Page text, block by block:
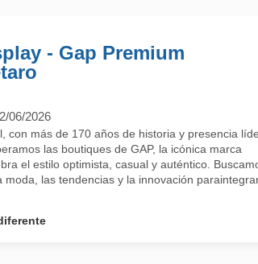
- Gap Premium
06/2026
con más de 170 años de historia y presencia
las boutiques de GAP, la icónica marca
el estilo optimista, casual y auténtico.
moda, las tendencias y la innovación